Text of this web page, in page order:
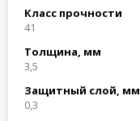
Класс прочности
41
Толщина, мм
3,5
Защитный слой, мм
0,3